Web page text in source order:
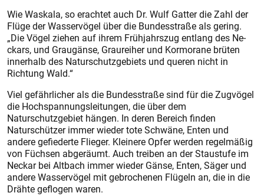
Wie Waskala, so erachtet auch Dr. Wulf Gatter die Zahl der
Flüge der Wasservögel über die Bundesstraße als gering.
„Die Vögel ziehen auf ihrem Frühjahrszug entlang des Ne­
ckars, und Graugänse, Graureiher und Kormorane brüten
innerhalb des Naturschutzgebiets und queren nicht in
Richtung Wald.“
Viel gefährlicher als die Bundesstraße sind für die Zugvögel
die Hochspannungsleitungen, die über dem
Naturschutzgebiet hängen. In deren Bereich finden
Naturschützer immer wieder tote Schwäne, Enten und
andere gefiederte Flieger. Kleinere Opfer werden regelmäßig
von Füchsen abgeräumt. Auch treiben an der Staustufe im
Neckar bei Altbach immer wieder Gänse, Enten, Säger und
andere Wasservögel mit gebrochenen Flügeln an, die in die
Drähte geflogen waren.